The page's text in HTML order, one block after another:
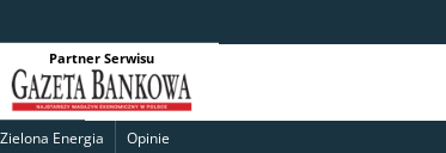
Partner Serwisu
Zielona Energia Opinie